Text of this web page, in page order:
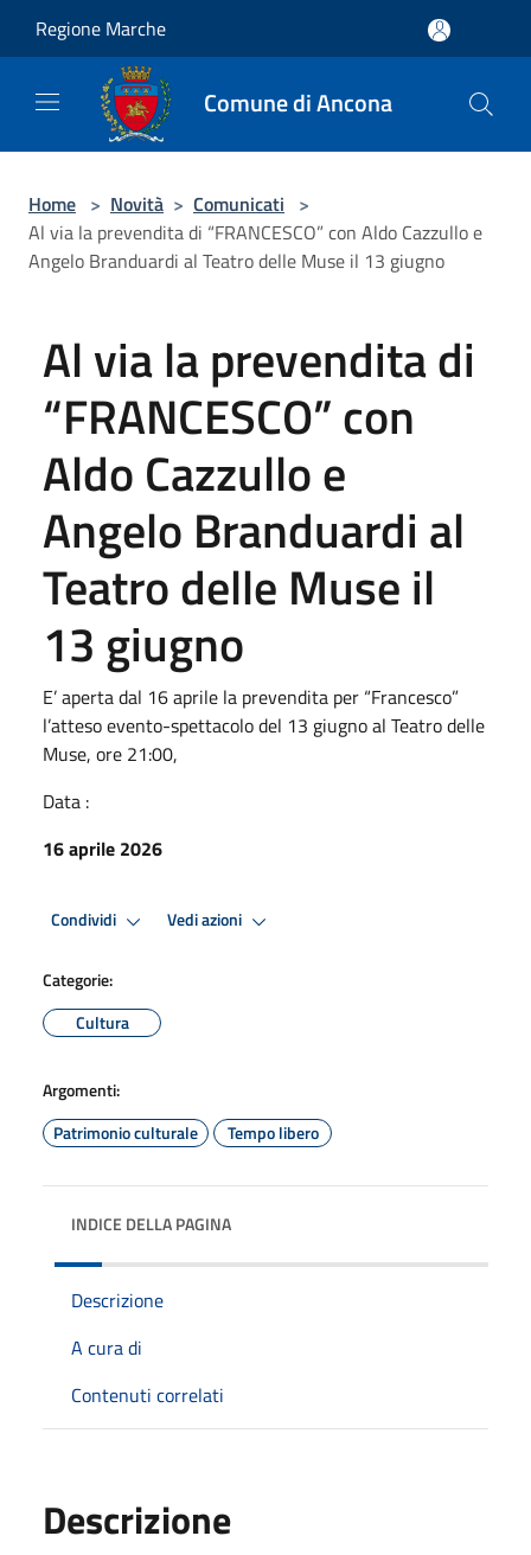
Regione Marche
Comune di Ancona
Home > Novità > Comunicati >
Al via la prevendita di “FRANCESCO” con Aldo Cazzullo e
Angelo Branduardi al Teatro delle Muse il 13 giugno
Al via la prevendita di
“FRANCESCO” con
Aldo Cazzullo e
Angelo Branduardi al
Teatro delle Muse il
13 giugno
E’ aperta dal 16 aprile la prevendita per “Francesco”
l’atteso evento-spettacolo del 13 giugno al Teatro delle
Muse, ore 21:00,
Data :
16 aprile 2026
Condividi Vedi azioni
Categorie:
Cultura
Argomenti:
Patrimonio culturale
Tempo libero
INDICE DELLA PAGINA
Descrizione
A cura di
Contenuti correlati
Descrizione